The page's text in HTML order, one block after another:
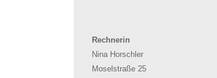
Rechnerin
Nina Horschler
Moselstraße 25